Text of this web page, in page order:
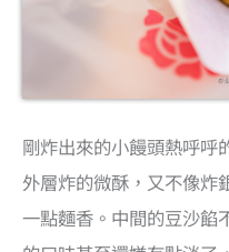
剛炸出來的小饅頭熱呼呼
外層炸的微酥，又不像炸
一點麵香。中間的豆沙餡